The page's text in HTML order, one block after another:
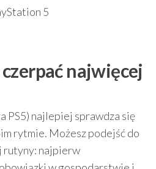
5
najwięcej
PS5) najlepiej sprawdza się
rytmie. Możesz podejść do
rutyny: najpierw